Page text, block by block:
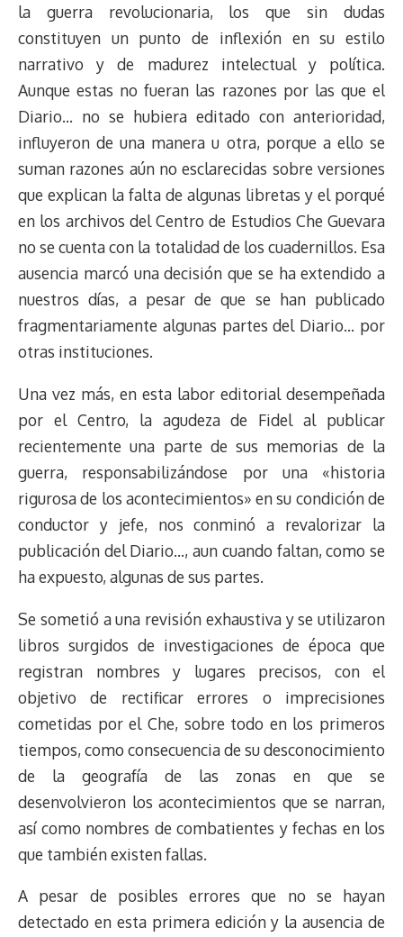
la guerra revolucionaria, los que sin dudas
constituyen un punto de inflexión en su estilo
narrativo y de madurez intelectual y política.
Aunque estas no fueran las razones por las que el
Diario… no se hubiera editado con anterioridad,
influyeron de una manera u otra, porque a ello se
suman razones aún no esclarecidas sobre versiones
que explican la falta de algunas libretas y el porqué
en los archivos del Centro de Estudios Che Guevara
no se cuenta con la totalidad de los cuadernillos. Esa
ausencia marcó una decisión que se ha extendido a
nuestros días, a pesar de que se han publicado
fragmentariamente algunas partes del Diario… por
otras instituciones.
Una vez más, en esta labor editorial desempeñada
por el Centro, la agudeza de Fidel al publicar
recientemente una parte de sus memorias de la
guerra, responsabilizándose por una «historia
rigurosa de los acontecimientos» en su condición de
conductor y jefe, nos conminó a revalorizar la
publicación del Diario…, aun cuando faltan, como se
ha expuesto, algunas de sus partes.
Se sometió a una revisión exhaustiva y se utilizaron
libros surgidos de investigaciones de época que
registran nombres y lugares precisos, con el
objetivo de rectificar errores o imprecisiones
cometidas por el Che, sobre todo en los primeros
tiempos, como consecuencia de su desconocimiento
de la geografía de las zonas en que se
desenvolvieron los acontecimientos que se narran,
así como nombres de combatientes y fechas en los
que también existen fallas.
A pesar de posibles errores que no se hayan
detectado en esta primera edición y la ausencia de